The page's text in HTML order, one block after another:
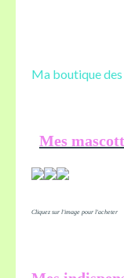
Ma boutique des
Mes
Cliquez sur l'image pour l'acheter